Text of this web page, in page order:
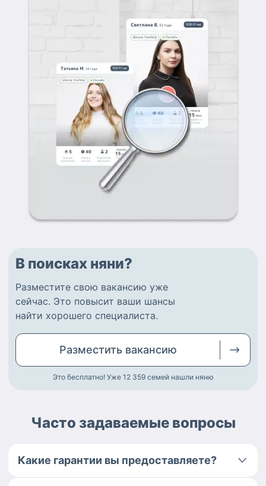
В поисках няни?
Разместите свою вакансию уже
сейчас. Это повысит ваши шансы
найти хорошего специалиста.
Разместить вакансию
Это бесплатно! Уже 12 359 семей нашли няню
Часто задаваемые вопросы
Какие гарантии вы предоставляете?